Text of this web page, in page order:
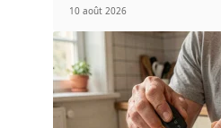
10 août 2026